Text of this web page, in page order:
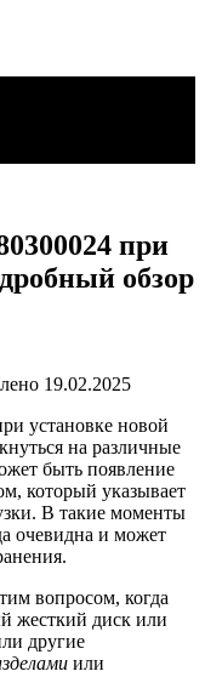
при
обзор
19.02.2025
установке новой
на различные
быть появление
который указывает
В такие моменты
очевидна и может
вопросом, когда
жесткий диск или
другие
или